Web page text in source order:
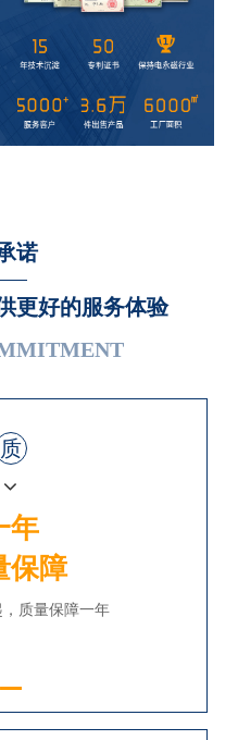
诺
更好的服务体验
质
年
保障
质量保障一年